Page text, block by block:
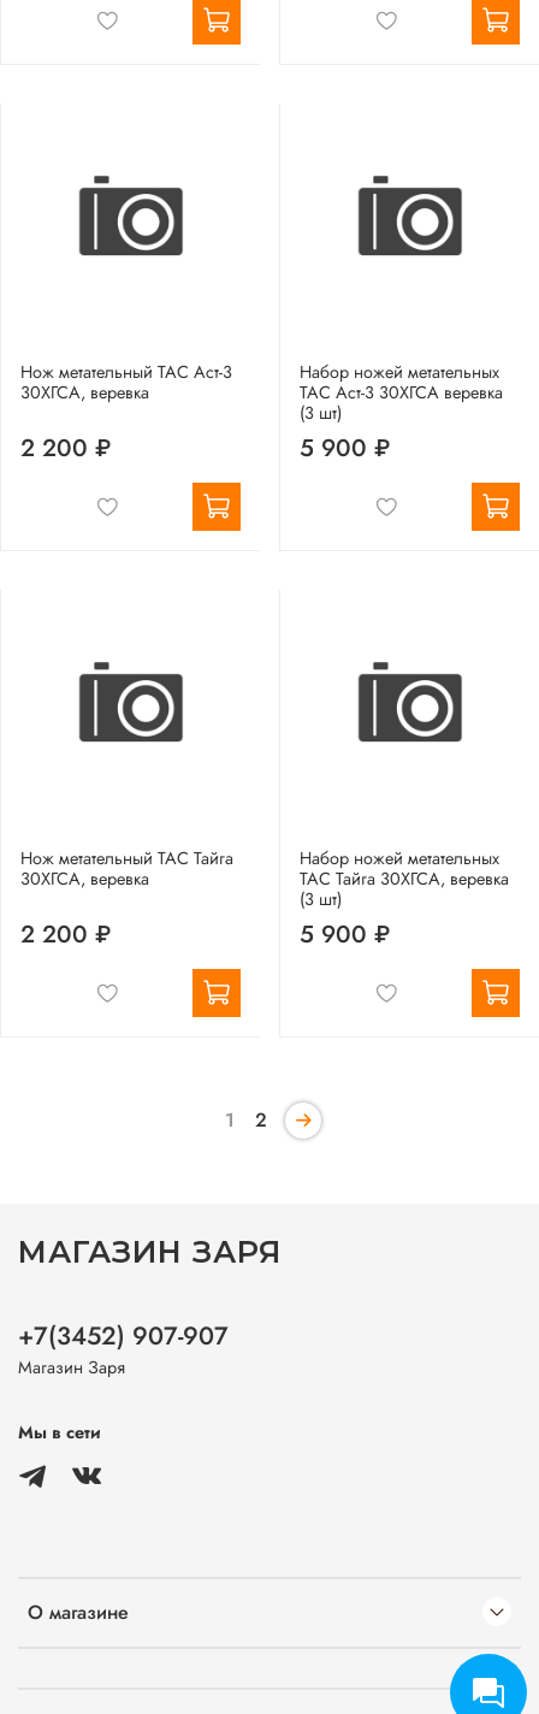
Нож метательный ТАС Аст-3
30ХГСА, веревка
2 200 ₽
Набор ножей метательных
ТАС Аст-3 30ХГСА веревка
(3 шт)
5 900 ₽
Нож метательный ТАС Тайга
30ХГСА, веревка
2 200 ₽
Набор ножей метательных
ТАС Тайга 30ХГСА, веревка
(3 шт)
5 900 ₽
1 2
О магазине
МАГАЗИН ЗАРЯ
+7(3452) 907-907
Магазин Заря
Мы в сети